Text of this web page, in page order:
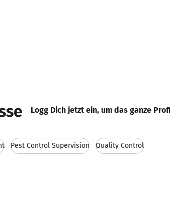
Logg Dich jetzt ein, um das ganze
Pest Control Supervision Quality Control